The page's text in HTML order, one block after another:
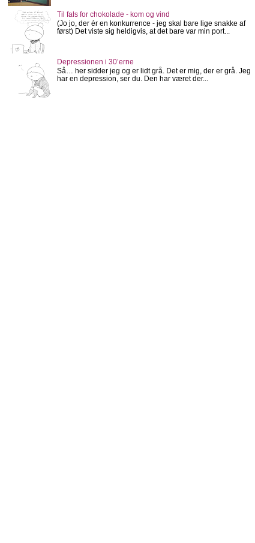
Til fals for chokolade - kom og vind
(Jo jo, der ér en konkurrence - jeg skal bare lige snakke af
først) Det viste sig heldigvis, at det bare var min port...
Depressionen i 30’erne
Så… her sidder jeg og er lidt grå. Det er mig, der er grå. Jeg
har en depression, ser du. Den har været der...